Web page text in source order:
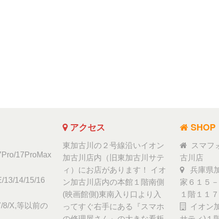
17ProMax
13/14/15/16
8/X,等以前の
アクセス
東加古川の２号線沿いイオン
加古川店内（旧東加古川サテ
ィ）にお店があります！ イオ
ン加古川店内の本館１階南側
(映画館側)東南入り口より入
ってすぐ右手にある『スマホ
SHOP
スマフ
古川店
兵庫県
家６１５
１階１１
イオン